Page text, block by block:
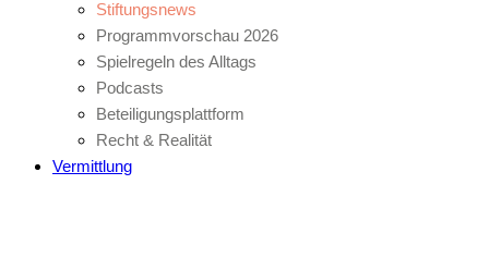
Stiftungsnews
Programmvorschau 2026
Spielregeln des Alltags
Podcasts
Beteiligungsplattform
Recht & Realität
Vermittlung